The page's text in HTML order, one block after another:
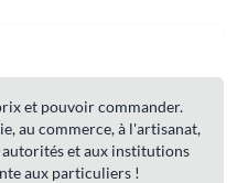
et pouvoir commander.
au commerce, à l'artisanat,
et aux institutions
aux particuliers !